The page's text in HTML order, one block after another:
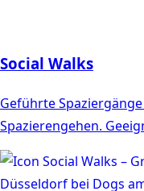
Social Walks
Geführte
Spazierengehen.